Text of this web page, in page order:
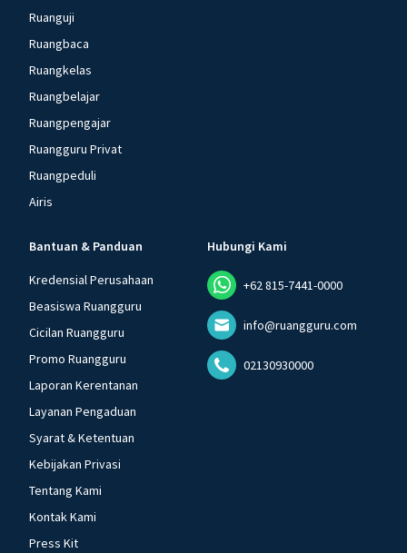
Ruanguji
Ruangbaca
Ruangkelas
Ruangbelajar
Ruangpengajar
Ruangguru Privat
Ruangpeduli
Airis
Bantuan & Panduan
Kredensial Perusahaan
Beasiswa Ruangguru
Cicilan Ruangguru
Promo Ruangguru
Laporan Kerentanan
Layanan Pengaduan
Syarat & Ketentuan
Kebijakan Privasi
Tentang Kami
Kontak Kami
Press Kit
Hubungi Kami
+62 815-7441-0000
info@ruangguru.com
02130930000